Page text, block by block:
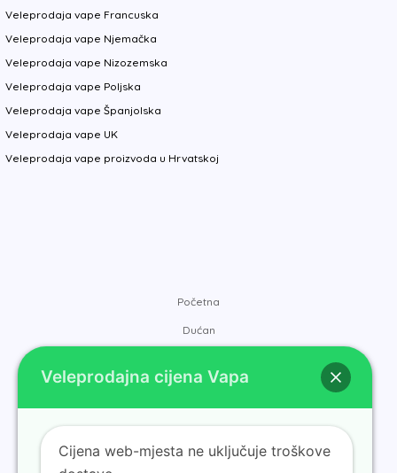
Veleprodaja vape Francuska
Veleprodaja vape Njemačka
Veleprodaja vape Nizozemska
Veleprodaja vape Poljska
Veleprodaja vape Španjolska
Veleprodaja vape UK
Veleprodaja vape proizvoda u Hrvatskoj
Početna
Dućan
Kontakt
Veleprodajna cijena Vapa
Cijena web-mjesta ne uključuje troškove